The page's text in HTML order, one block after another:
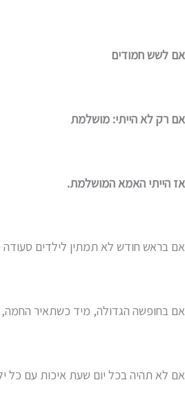
אם לשש חמודים
אם רק לא הייתי: מושלמת
אז הייתי האמא המושלמת.
אם בראש חודש לא תמתין לילדים
אם בחופשה הגדולה, מיד כשתאיר החמה,
אם לא תהיה בכל יום שעת איכות עם כל